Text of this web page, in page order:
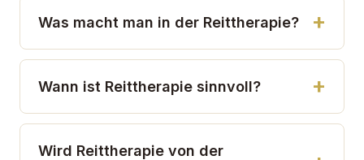
Was macht man in der Reittherapie?
Wann ist Reittherapie sinnvoll?
Wird Reittherapie von der